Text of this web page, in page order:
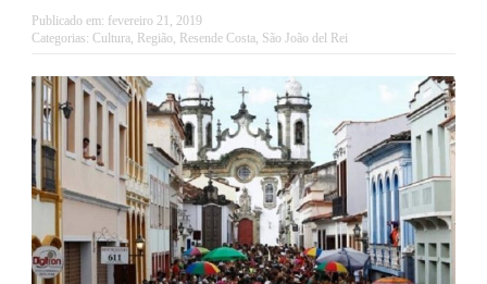
Publicado em: fevereiro 21, 2019
Categorias: Cultura, Região, Resende Costa, São João del Rei